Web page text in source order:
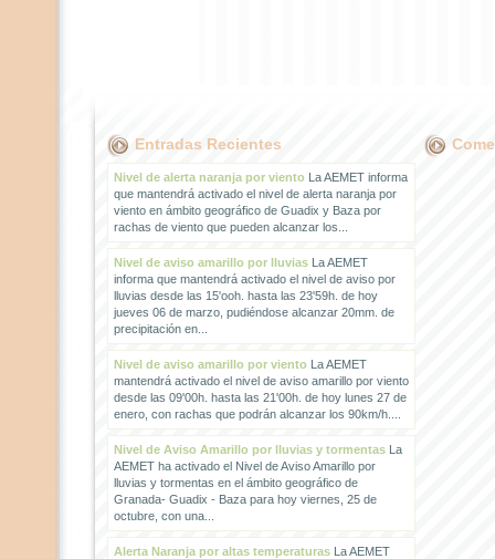
Entradas Recientes
Nivel de alerta naranja por vientoLa AEMET informa
que mantendrá activado el nivel de alerta naranja por
viento en ámbito geográfico de Guadix y Baza por
rachas de viento que pueden alcanzar los...
Nivel de aviso amarillo por lluviasLa AEMET
informa que mantendrá activado el nivel de aviso por
lluvias desde las 15'ooh. hasta las 23'59h. de hoy
jueves 06 de marzo, pudiéndose alcanzar 20mm. de
precipitación en...
Nivel de aviso amarillo por vientoLa AEMET
mantendrá activado el nivel de aviso amarillo por viento
desde las 09'00h. hasta las 21'00h. de hoy lunes 27 de
enero, con rachas que podrán alcanzar los 90km/h....
Nivel de Aviso Amarillo por lluvias y tormentasLa
AEMET ha activado el Nivel de Aviso Amarillo por
lluvias y tormentas en el ámbito geográfico de
Granada- Guadix - Baza para hoy viernes, 25 de
octubre, con una...
Alerta Naranja por altas temperaturasLa AEMET